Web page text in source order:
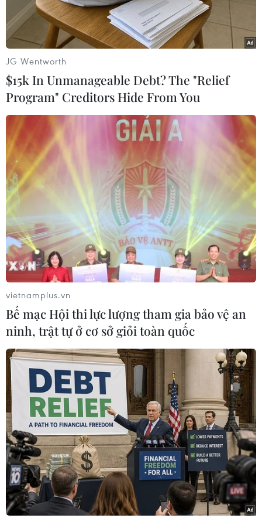
Năm nay, thị trường các sản phẩm đồ dùng, phụ kiện có xu
hướng phục vụ nhu cầu du lịch dã ngoại trải nghiệm, khám phá
những địa điểm mới lạ. (Ảnh: Việt Anh/Vietnam+)
Sau khi Việt Nam chính thức mở cửa hoàn toàn
du lịch vào ngày 15/3, hoạt động du lịch trên cả
nước, đặc biệt là ở các tỉnh, thành phố trọng
điểm du lịch đã dần sôi động trở lại.
Để đón mùa cao điểm du lịch nội địa, thị trường
đồ dùng, phụ kiện du lịch cũng chuẩn bị các
mẫu mã sản phẩm đa dạng để phục vụ người
tiêu dùng.
Đồ dùng du lịch trải nghiệm lên ngôi
Trong bối cảnh đại dịch COVID-19 chưa được
kiểm soát hoàn toàn, nhiều tín đồ của du lịch có
xu hướng tìm đến những nơi có tính chất cô lập
để tăng sự trải nghiệm: Có thể là vùng nông
thôn yên tĩnh, là vùng núi cao hay những hòn
đảo, bãi biển chưa được khai thác du lịch, mang
đến sự yên tĩnh và cảm giác an tâm đối với
nhiều người.
JG Wentworth
$15k In Unmanageable Debt? The "Relief
Program" Creditors Hide From You
vietnamplus.vn
Bế mạc Hội thi lực lượng tham gia bảo vệ an
ninh, trật tự ở cơ sở giỏi toàn quốc